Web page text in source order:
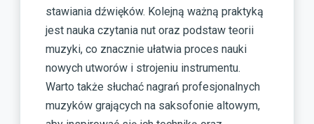
stawiania dźwięków. Kolejną ważną praktyką
jest nauka czytania nut oraz podstaw teorii
muzyki, co znacznie ułatwia proces nauki
nowych utworów i strojeniu instrumentu.
Warto także słuchać nagrań profesjonalnych
muzyków grających na saksofonie altowym,